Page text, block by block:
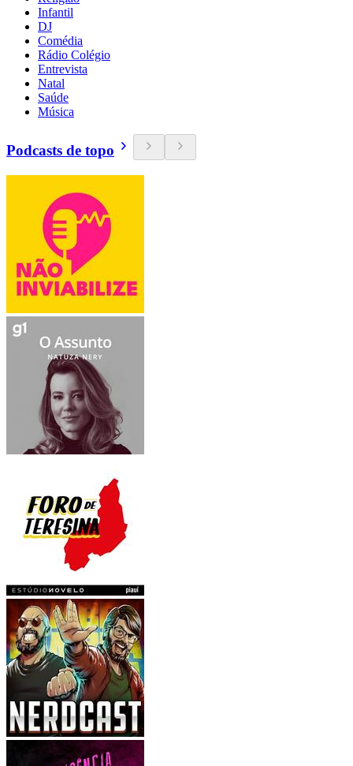
Infantil
DJ
Comédia
Rádio Colégio
Entrevista
Natal
Saúde
Música
Podcasts de topo